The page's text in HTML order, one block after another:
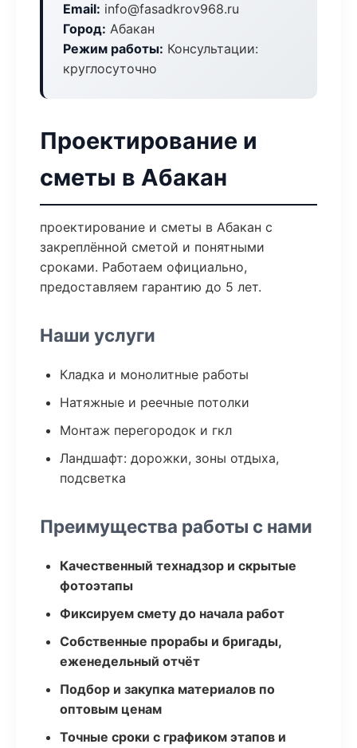
Email: info@fasadkrov968.ru
Город: Абакан
Режим работы: Консультации:
круглосуточно
Проектирование и
сметы в Абакан
проектирование и сметы в Абакан с
закреплённой сметой и понятными
сроками. Работаем официально,
предоставляем гарантию до 5 лет.
Наши услуги
Кладка и монолитные работы
Натяжные и реечные потолки
Монтаж перегородок и гкл
Ландшафт: дорожки, зоны отдыха,
подсветка
Преимущества работы с нами
Качественный технадзор и скрытые
фотоэтапы
Фиксируем смету до начала работ
Собственные прорабы и бригады,
еженедельный отчёт
Подбор и закупка материалов по
оптовым ценам
Точные сроки с графиком этапов и